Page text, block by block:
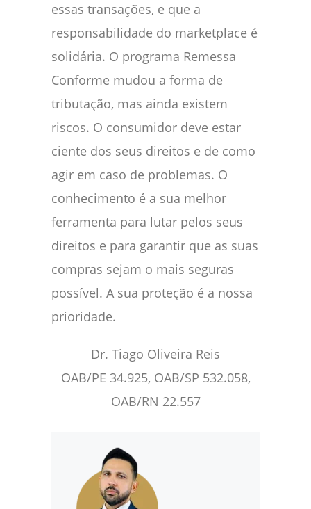
essas transações, e que a
responsabilidade do marketplace é
solidária. O programa Remessa
Conforme mudou a forma de
tributação, mas ainda existem
riscos. O consumidor deve estar
ciente dos seus direitos e de como
agir em caso de problemas. O
conhecimento é a sua melhor
ferramenta para lutar pelos seus
direitos e para garantir que as suas
compras sejam o mais seguras
possível. A sua proteção é a nossa
prioridade.
Dr. Tiago Oliveira Reis
OAB/PE 34.925, OAB/SP 532.058,
OAB/RN 22.557